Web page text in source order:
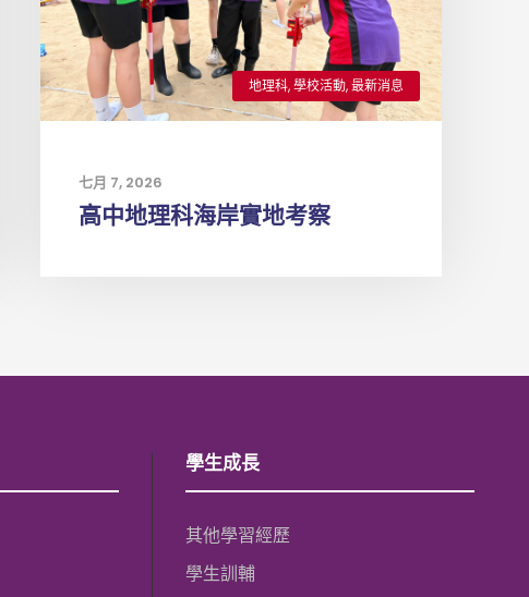
地理科,學校活動,最新消息
七月 7, 2026
高中地理科海岸實地考察
學生成長
其他學習經歷
學生訓輔